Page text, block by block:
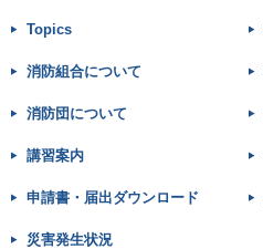
Topics
消防組合について
消防団について
講習案内
申請書・届出ダウンロード
災害発生状況